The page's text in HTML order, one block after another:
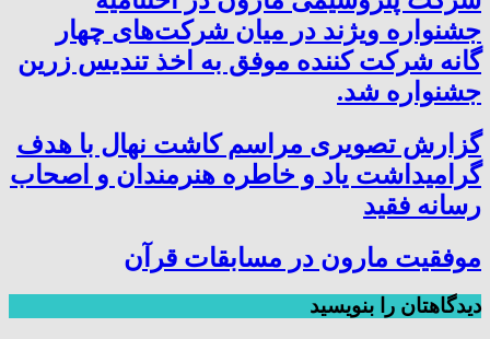
جشنواره ویژند در میان شرکت‌های چهار
گانه شرکت کننده موفق به اخذ تندیس زرین
جشنواره شد.
گزارش تصویری مراسم کاشت نهال با هدف
گرامیداشت یاد و خاطره هنرمندان و اصحاب
رسانه فقید
موفقیت مارون در مسابقات قرآن
دیدگاهتان را بنویسید